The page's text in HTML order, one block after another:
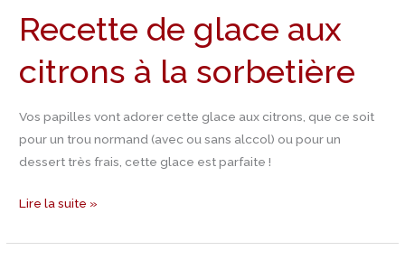
Recette de glace aux
citrons à la sorbetière
Vos papilles vont adorer cette glace aux citrons, que ce soit
pour un trou normand (avec ou sans alccol) ou pour un
dessert très frais, cette glace est parfaite !
glace
aux
citrons
la
sorbetière
Lire la suite »